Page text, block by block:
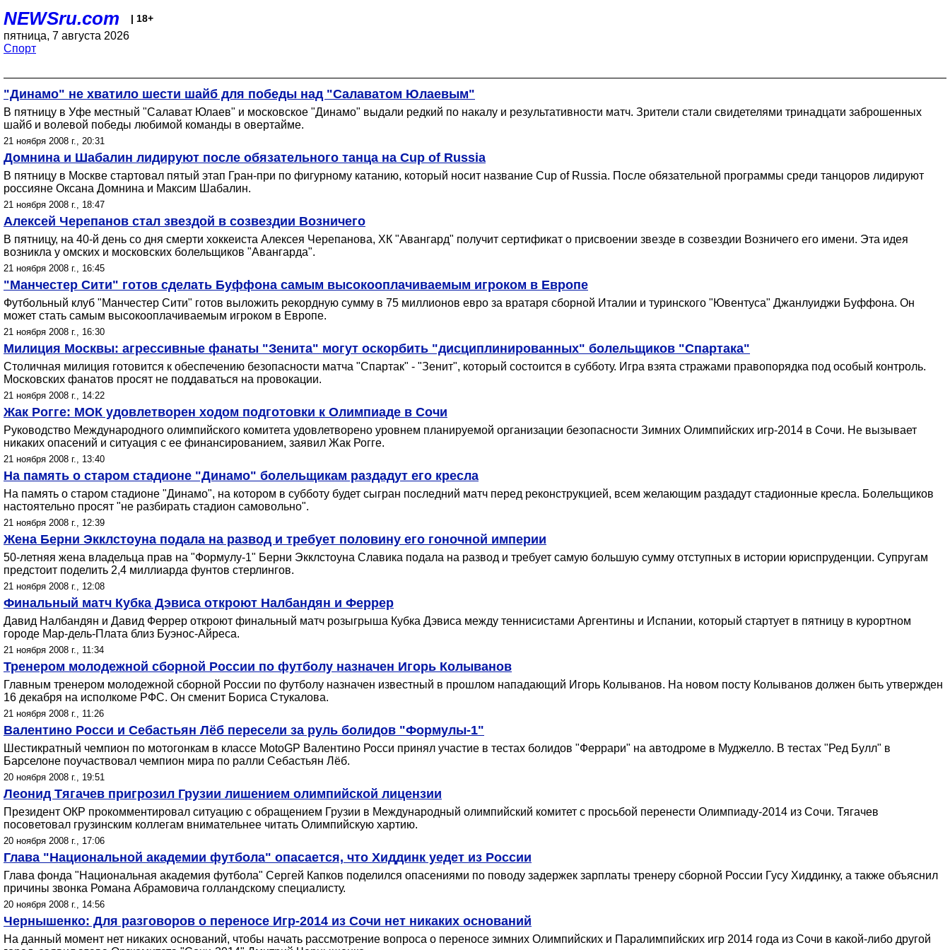
NEWSru.com | 18+
пятница, 7 августа 2026
Спорт
"Динамо" не хватило шести шайб для победы над "Салаватом Юлаевым"
В пятницу в Уфе местный "Салават Юлаев" и московское "Динамо" выдали редкий по накалу и результативности матч. Зрители стали свидетелями тринадцати заброшенных
шайб и волевой победы любимой команды в овертайме.
21 ноября 2008 г., 20:31
Домнина и Шабалин лидируют после обязательного танца на Cup of Russia
В пятницу в Москве стартовал пятый этап Гран-при по фигурному катанию, который носит название Cup of Russia. После обязательной программы среди танцоров лидируют
россияне Оксана Домнина и Максим Шабалин.
21 ноября 2008 г., 18:47
Алексей Черепанов стал звездой в созвездии Возничего
В пятницу, на 40-й день со дня смерти хоккеиста Алексея Черепанова, ХК "Авангард" получит сертификат о присвоении звезде в созвездии Возничего его имени. Эта идея
возникла у омских и московских болельщиков "Авангарда".
21 ноября 2008 г., 16:45
"Манчестер Сити" готов сделать Буффона самым высокооплачиваемым игроком в Европе
Футбольный клуб "Манчестер Сити" готов выложить рекордную сумму в 75 миллионов евро за вратаря сборной Италии и туринского "Ювентуса" Джанлуиджи Буффона. Он
может стать самым высокооплачиваемым игроком в Европе.
21 ноября 2008 г., 16:30
Милиция Москвы: агрессивные фанаты "Зенита" могут оскорбить "дисциплинированных" болельщиков "Спартака"
Столичная милиция готовится к обеспечению безопасности матча "Спартак" - "Зенит", который состоится в субботу. Игра взята стражами правопорядка под особый контроль.
Московских фанатов просят не поддаваться на провокации.
21 ноября 2008 г., 14:22
Жак Рогге: МОК удовлетворен ходом подготовки к Олимпиаде в Сочи
Руководство Международного олимпийского комитета удовлетворено уровнем планируемой организации безопасности Зимних Олимпийских игр-2014 в Сочи. Не вызывает
никаких опасений и ситуация с ее финансированием, заявил Жак Рогге.
21 ноября 2008 г., 13:40
На память о старом стадионе "Динамо" болельщикам раздадут его кресла
На память о старом стадионе "Динамо", на котором в субботу будет сыгран последний матч перед реконструкцией, всем желающим раздадут стадионные кресла. Болельщиков
настоятельно просят "не разбирать стадион самовольно".
21 ноября 2008 г., 12:39
Жена Берни Экклстоуна подала на развод и требует половину его гоночной империи
50-летняя жена владельца прав на "Формулу-1" Берни Экклстоуна Славика подала на развод и требует самую большую сумму отступных в истории юриспруденции. Супругам
предстоит поделить 2,4 миллиарда фунтов стерлингов.
21 ноября 2008 г., 12:08
Финальный матч Кубка Дэвиса откроют Налбандян и Феррер
Давид Налбандян и Давид Феррер откроют финальный матч розыгрыша Кубка Дэвиса между теннисистами Аргентины и Испании, который стартует в пятницу в курортном
городе Мар-дель-Плата близ Буэнос-Айреса.
21 ноября 2008 г., 11:34
Тренером молодежной сборной России по футболу назначен Игорь Колыванов
Главным тренером молодежной сборной России по футболу назначен известный в прошлом нападающий Игорь Колыванов. На новом посту Колыванов должен быть утвержден
16 декабря на исполкоме РФС. Он сменит Бориса Стукалова.
21 ноября 2008 г., 11:26
Валентино Росси и Себастьян Лёб пересели за руль болидов "Формулы-1"
Шестикратный чемпион по мотогонкам в классе MotoGP Валентино Росси принял участие в тестах болидов "Феррари" на автодроме в Муджелло. В тестах "Ред Булл" в
Барселоне поучаствовал чемпион мира по ралли Себастьян Лёб.
20 ноября 2008 г., 19:51
Леонид Тягачев пригрозил Грузии лишением олимпийской лицензии
Президент ОКР прокомментировал ситуацию с обращением Грузии в Международный олимпийский комитет с просьбой перенести Олимпиаду-2014 из Сочи. Тягачев
посоветовал грузинским коллегам внимательнее читать Олимпийскую хартию.
20 ноября 2008 г., 17:06
Глава "Национальной академии футбола" опасается, что Хиддинк уедет из России
Глава фонда "Национальная академия футбола" Сергей Капков поделился опасениями по поводу задержек зарплаты тренеру сборной России Гусу Хиддинку, а также объяснил
причины звонка Романа Абрамовича голландскому специалисту.
20 ноября 2008 г., 14:56
Чернышенко: Для разговоров о переносе Игр-2014 из Сочи нет никаких оснований
На данный момент нет никаких оснований, чтобы начать рассмотрение вопроса о переносе зимних Олимпийских и Паралимпийских игр 2014 года из Сочи в какой-либо другой